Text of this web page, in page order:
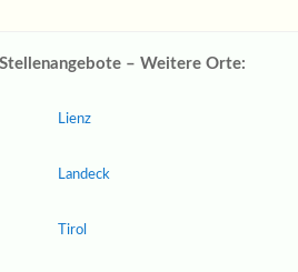
– Weitere Orte:
Lienz
Landeck
Tirol